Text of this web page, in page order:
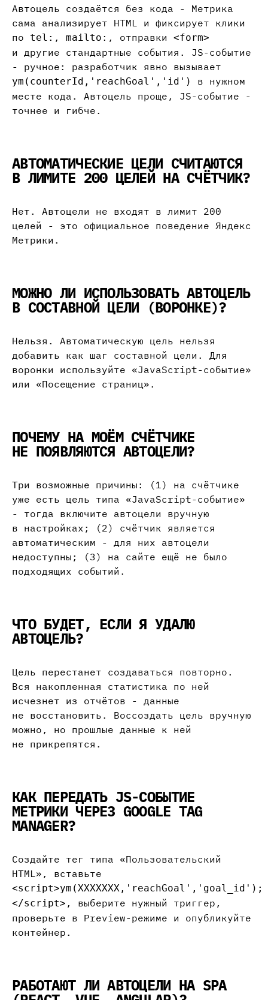
Автоцель создаётся без кода - Метрика
сама анализирует HTML и фиксирует клики
по tel: , mailto: , отправки <form>
и другие стандартные события. JS-событие
- ручное: разработчик явно вызывает
ym(counterId,'reachGoal','id')
в нужном
месте кода. Автоцель проще, JS-событие -
точнее и гибче.
АВТОМАТИЧЕСКИЕ ЦЕЛИ СЧИТАЮТСЯ
В ЛИМИТЕ 200 ЦЕЛЕЙ НА СЧЁТЧИК?
Нет. Автоцели не входят в лимит 200
целей - это официальное поведение Яндекс
Метрики.
МОЖНО ЛИ ИСПОЛЬЗОВАТЬ АВТОЦЕЛЬ
В СОСТАВНОЙ ЦЕЛИ (ВОРОНКЕ)?
Нельзя. Автоматическую цель нельзя
добавить как шаг составной цели. Для
воронки используйте «JavaScript-событие»
или «Посещение страниц».
ПОЧЕМУ НА МОЁМ СЧЁТЧИКЕ
НЕ ПОЯВЛЯЮТСЯ АВТОЦЕЛИ?
Три возможные причины: (1) на счётчике
уже есть цель типа «JavaScript-событие»
- тогда включите автоцели вручную
в настройках; (2) счётчик является
автоматическим - для них автоцели
недоступны; (3) на сайте ещё не было
подходящих событий.
ЧТО БУДЕТ, ЕСЛИ Я УДАЛЮ
АВТОЦЕЛЬ?
Цель перестанет создаваться повторно.
Вся накопленная статистика по ней
исчезнет из отчётов - данные
не восстановить. Воссоздать цель вручную
можно, но прошлые данные к ней
не прикрепятся.
КАК ПЕРЕДАТЬ JS-СОБЫТИЕ
МЕТРИКИ ЧЕРЕЗ GOOGLE TAG
MANAGER?
Создайте тег типа «Пользовательский
HTML», вставьте
<script>ym(XXXXXXX,'reachGoal','goal_id');
</script> , выберите нужный триггер,
проверьте в Preview-режиме и опубликуйте
контейнер.
РАБОТАЮТ ЛИ АВТОЦЕЛИ НА SPA